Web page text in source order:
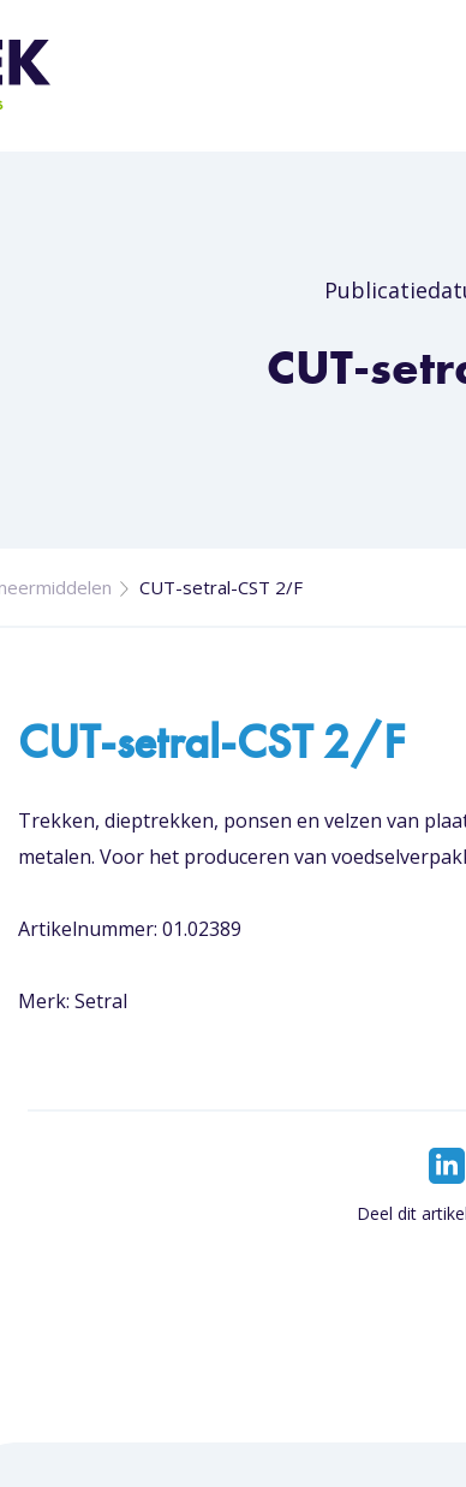
CUT-
CUT-setral-CST 2/F
CUT-setral-CST 2/F
Trekken, dieptrekken, ponsen en velzen van
metalen. Voor het produceren van
Artikelnummer: 01.02389
Merk: Setral
Deel dit